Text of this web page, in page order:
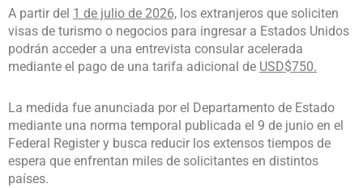
A partir del 1 de julio de 2026, los extranjeros que soliciten
visas de turismo o negocios para ingresar a Estados Unidos
podrán acceder a una entrevista consular acelerada
mediante el pago de una tarifa adicional de USD$750.
La medida fue anunciada por el Departamento de Estado
mediante una norma temporal publicada el 9 de junio en el
Federal Register y busca reducir los extensos tiempos de
espera que enfrentan miles de solicitantes en distintos
países.